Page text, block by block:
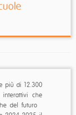
più di 12.300
che
del futuro